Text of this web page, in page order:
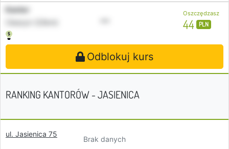
Kantor
•••
Oszczędzasz
44 PLN
Odblokuj kurs
RANKING KANTORÓW - JASIENICA
ul. Jasienica 75
Brak danych